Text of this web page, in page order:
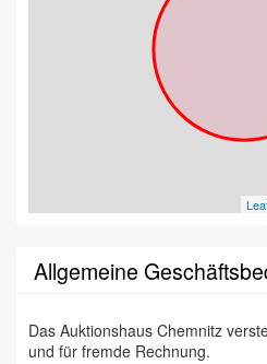
Allgemeine
Das Auktionshaus Chemnitz
und für fremde Rechnung.